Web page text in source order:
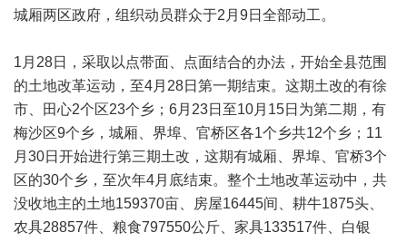
城厢两区政府，组织动员群众于2月9日全部动工。
1月28日，采取以点带面、点面结合的办法，开始全县范围
的土地改革运动，至4月28日第一期结束。这期土改的有徐
市、田心2个区23个乡；6月23日至10月15日为第二期，有
梅沙区9个乡，城厢、界埠、官桥区各1个乡共12个乡；11
月30日开始进行第三期土改，这期有城厢、界埠、官桥3个
区的30个乡，至次年4月底结束。整个土地改革运动中，共
没收地主的土地159370亩、房屋16445间、耕牛1875头、
农具28857件、粮食797550公斤、家具133517件、白银